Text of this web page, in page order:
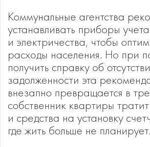
Коммунальные агентства
устанавливать приборы
и электричества, чтобы
расходы населения. Но при
получить справку об
задолженности эта
внезапно превращается в
собственник квартиры
и средства на установку
где жить больше не планирует.